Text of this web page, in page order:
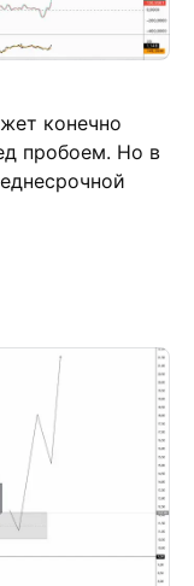
конечно
пробоем. Но в